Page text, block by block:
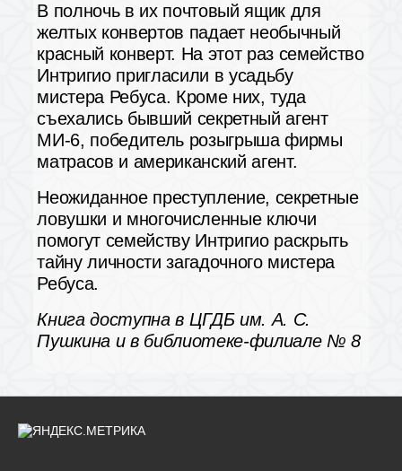
В полночь в их почтовый ящик для
желтых конвертов падает необычный
красный конверт. На этот раз семейство
Интригио пригласили в усадьбу
мистера Ребуса. Кроме них, туда
съехались бывший секретный агент
МИ-6, победитель розыгрыша фирмы
матрасов и американский агент.
Неожиданное преступление, секретные
ловушки и многочисленные ключи
помогут семейству Интригио раскрыть
тайну личности загадочного мистера
Ребуса.
Книга доступна в ЦГДБ им. А. С.
Пушкина и в библиотеке-филиале № 8